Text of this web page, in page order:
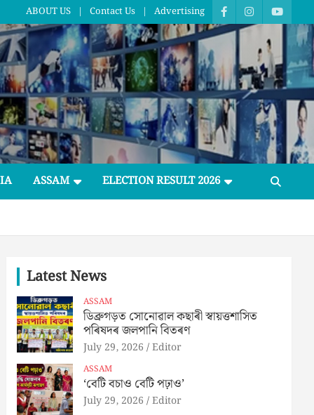
ABOUT US Contact Us Advertising
ASSAM ELECTION RESULT 2026
Latest News
ASSAM
ডিব্ৰুগড়ত সোনোৱাল কছাৰী স্বায়ত্তশাসিত
পৰিষদৰ জলপানি বিতৰণ
July 29, 2026 Editor
ASSAM
‘বেটি বচাও বেটি পঢ়াও’
July 29, 2026 Editor